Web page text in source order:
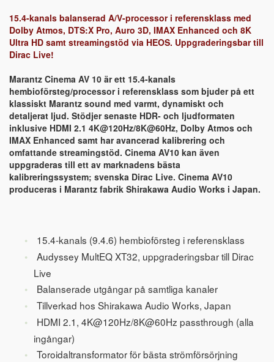
15.4-kanals balanserad A/V-processor i referensklass med
Dolby Atmos, DTS:X Pro, Auro 3D, IMAX Enhanced och 8K
Ultra HD samt streamingstöd via HEOS. Uppgraderingsbar till
Dirac Live!
Marantz Cinema AV 10 är ett 15.4-kanals
hembioförsteg/processor i referensklass som bjuder på ett
klassiskt Marantz sound med varmt, dynamiskt och
detaljerat ljud. Stödjer senaste HDR- och ljudformaten
inklusive HDMI 2.1 4K@120Hz/8K@60Hz, Dolby Atmos och
IMAX Enhanced samt har avancerad kalibrering och
omfattande streamingstöd. Cinema AV10 kan även
uppgraderas till ett av marknadens bästa
kalibreringssystem; svenska Dirac Live. Cinema AV10
produceras i Marantz fabrik Shirakawa Audio Works i Japan.
15.4-kanals (9.4.6) hembioförsteg i referensklass
Audyssey MultEQ XT32, uppgraderingsbar till Dirac
Live
Balanserade utgångar på samtliga kanaler
Tillverkad hos Shirakawa Audio Works, Japan
HDMI 2.1, 4K@120Hz/8K@60Hz passthrough (alla
ingångar)
Toroidaltransformator för bästa strömförsörjning